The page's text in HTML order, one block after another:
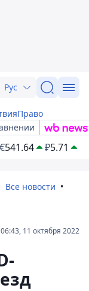
Рус
Право
€541.64 ₽5.71
Все новости
06:43, 11 октября 2022